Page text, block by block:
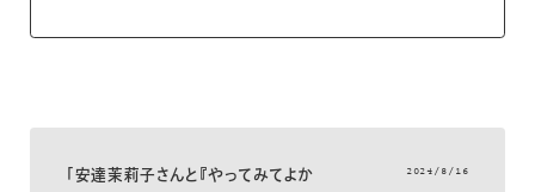
「安達茉莉子さんと『やってみてよか
2024/8/16